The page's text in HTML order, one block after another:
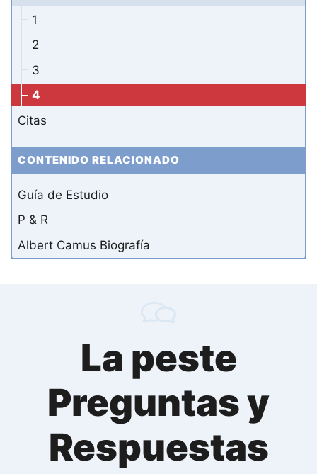
1
2
3
4
Citas
CONTENIDO RELACIONADO
Guía de Estudio
P & R
Albert Camus Biografía
La peste
Preguntas y
Respuestas